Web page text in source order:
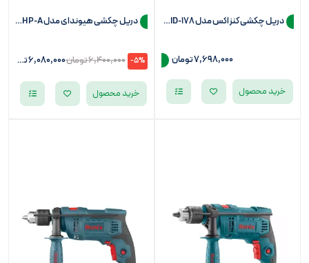
دریل چکشی کنزاکس مدل KID-178 (سه نظام 13)
7,698,000تومان
خرید محصول
دریل چکشی هیوندای مدل 853HP-A (سه نظام 13)
-5%
6,400,000تومان6,080,000تومان
خرید محصول